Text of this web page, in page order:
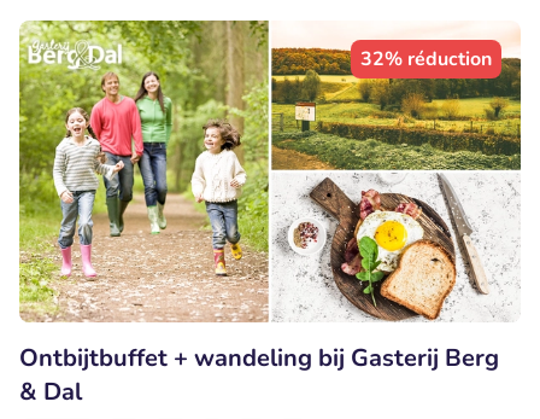
32% réduction
Ontbijtbuffet + wandeling bij Gasterij Berg
& Dal